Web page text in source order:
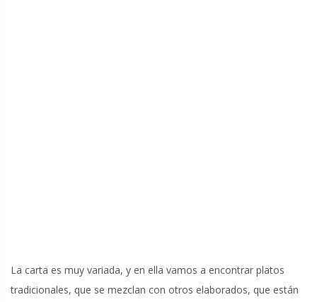
La carta es muy variada, y en ella vamos a encontrar platos
tradicionales, que se mezclan con otros elaborados, que están